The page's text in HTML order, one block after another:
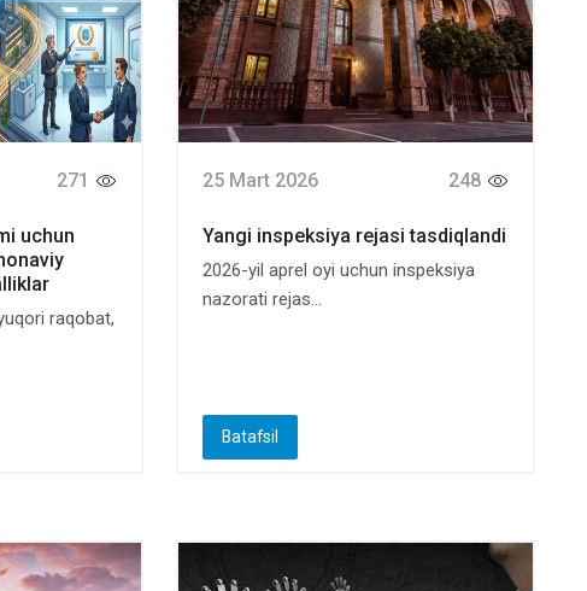
271
uchun
raqobat,
25 Mart 2026 248
Yangi inspeksiya rejasi tasdiqlandi
2026-yil aprel oyi uchun inspeksiya
nazorati rejas...
Batafsil